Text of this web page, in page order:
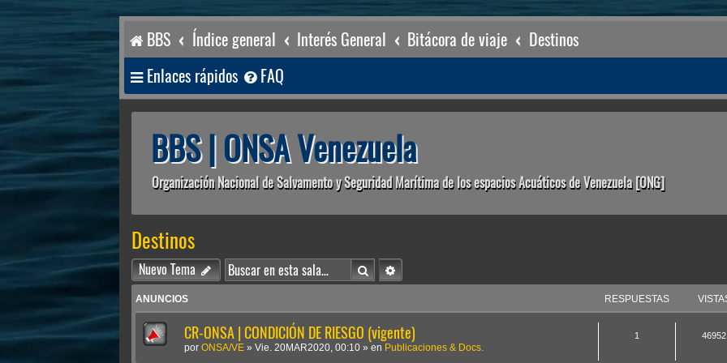
BBS Índice general Interés General Bitácora de viaje Destinos
Enlaces rápidos FAQ
BBS | ONSA Venezuela
Organización Nacional de Salvamento y Seguridad Marítima de los espacios Acuáticos de Venezuela [ONG]
Destinos
Nuevo Tema BuscarBúsqueda avanzada
ANUNCIOS RESPUESTAS
CR-ONSA | CONDICIÓN DE RIESGO (vigente)
por ONSA/VE » Vie. 20MAR2020, 00:10 » en Publicaciones & Docs.
1 46952